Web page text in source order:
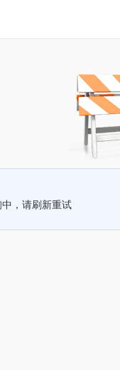
，请刷新重试